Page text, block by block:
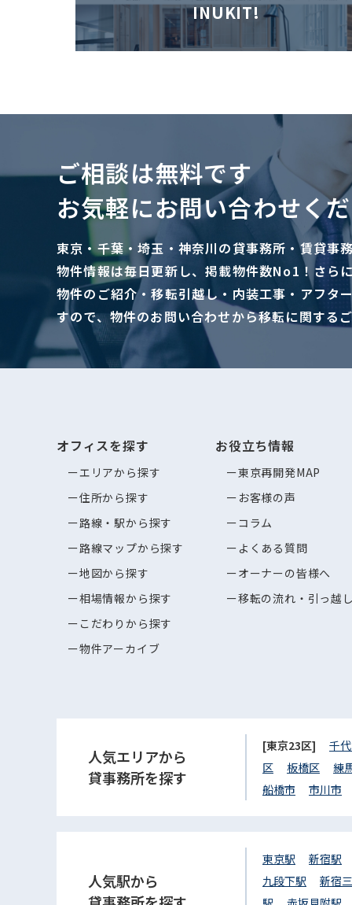
INUKIT!
ご相談は無料です
お気軽にお問い合わせく
東京・千葉・埼玉・神奈川の貸事務所・賃貸事
物件情報は毎日更新し、掲載物件数No1！さら
物件のご紹介・移転引越し・内装工事・アフタ
すので、物件のお問い合わせから移転に関する
オフィスを探す
エリアから探す
住所から探す
路線・駅から探す
路線マップから探す
地図から探す
相場情報から探す
こだわりから探す
物件アーカイブ
お役立ち情報
東京再開発MAP
お客様の声
コラム
よくある質問
オーナーの皆様へ
移転の流れ・引っ越
人気エリアから
貸事務所を探す
[東京23区] 千
区
板橋区
練
船橋市
市川市
人気駅から
東京駅
新宿駅
九段下駅
新宿